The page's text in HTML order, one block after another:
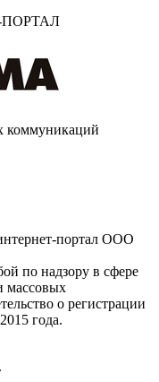
коммуникаций
портал ООО
по надзору в сфере
массовых
о регистрации
года.